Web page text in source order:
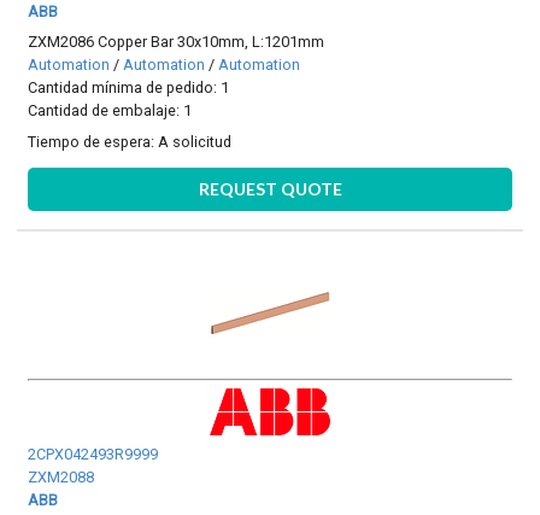
ABB
ZXM2086 Copper Bar 30x10mm, L:1201mm
Automation /Automation /Automation
Cantidad mínima de pedido: 1
Cantidad de embalaje: 1
Tiempo de espera: A solicitud
REQUEST QUOTE
2CPX042493R9999
ZXM2088
ABB